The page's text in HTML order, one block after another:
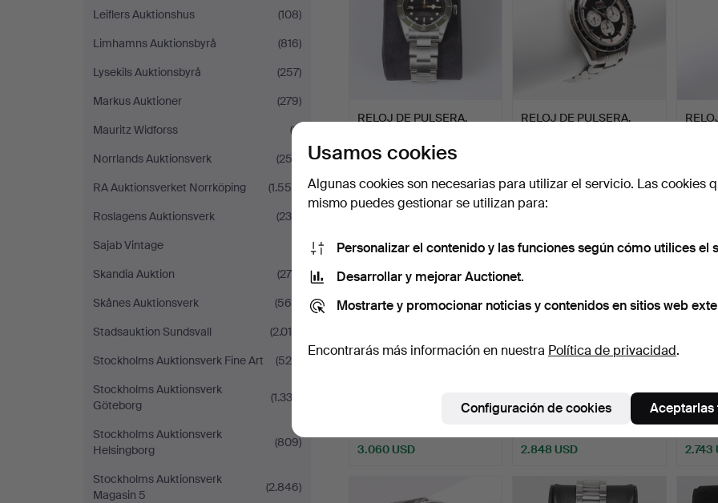
Leiflers Auktionshus
(108)
Limhamns Auktionsbyrå
(816)
Lysekils Auktionsbyrå
(257)
Markus Auktioner
(279)
Mauritz Widforss
(2)
Norrlands Auktionsverk
(252)
RA Auktionsverket Norrköping
(1.550)
Roslagens Auktionsverk
(238)
Sajab Vintage
Skandia Auktion
(278)
Skånes Auktionsverk
(560)
Stadsauktion Sundsvall
(2.010)
Stockholms Auktionsverk Fine Art
(526)
Stockholms Auktionsverk
Göteborg
(1.333)
Stockholms Auktionsverk
Helsingborg
(809)
Stockholms Auktionsverk
Magasin 5
(2.846)
RELOJ DE PULSERA,
Subastado 12 ago 2021
3.432 USD
RELOJ DE PULSERA,
3.376 USD 3.165
Subastado 26 dic 2025
3.060 USD
Subastado 10 may 2026
2.848 USD 2.743
Usamos cookies
Algunas cookies son necesarias para utilizar el servicio. Las cookies
mismo puedes gestionar se utilizan para:
Personalizar el contenido y las funciones según cómo utilices el
Desarrollar y mejorar Auctionet.
Mostrarte y promocionar noticias y contenidos en sitios web
Encontrarás más información en nuestra Política de privacidad.
Configuración de cookies Aceptarlas